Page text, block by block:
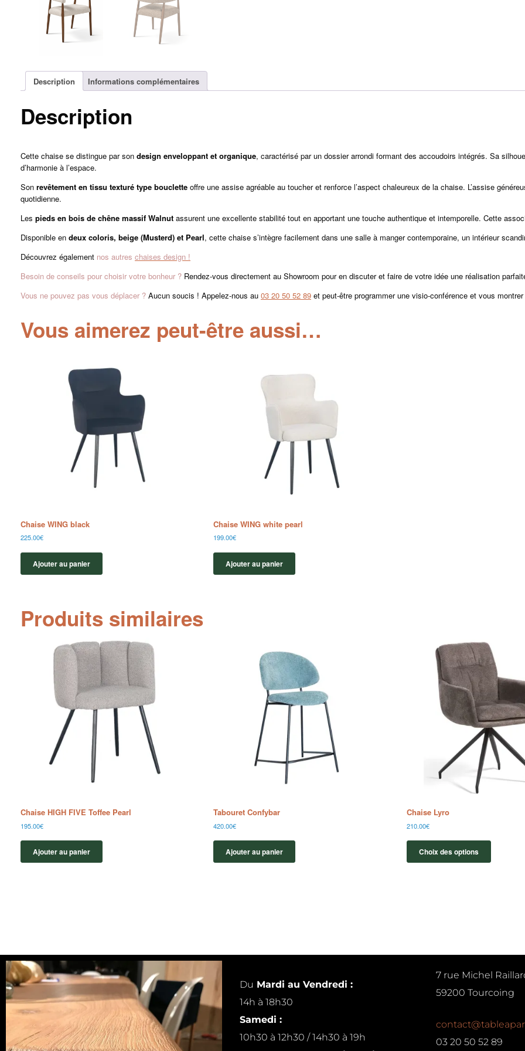
Description Informations complémentaires
Description
Cette chaise se distingue par son design enveloppant et organique, caractérisé par un dossier arrondi formant des accoudoirs intégrés. Sa
d’harmonie à l’espace.
Son revêtement en tissu texturé type bouclette offre une assise agréable au toucher et renforce l’aspect chaleureux de la chaise. L’assise
quotidienne.
Les pieds en bois de chêne massif Walnut assurent une excellente stabilité tout en apportant une touche authentique et intemporelle. Cette
Disponible en deux coloris, beige (Musterd) et Pearl, cette chaise s’intègre facilement dans une salle à manger contemporaine, un intérieur
Découvrez également nos autres chaises design !
Besoin de conseils pour choisir votre bonheur ? Rendez-vous directement au Showroom pour en discuter et faire de votre idée une réalisation
Vous ne pouvez pas vous déplacer ? Aucun soucis ! Appelez-nous au 03 20 50 52 89 et peut-être programmer une visio-conférence et vous
Vous aimerez peut-être aussi…
Chaise WING black
225.00€
Ajouter au panier
Chaise WING white pearl
199.00€
Ajouter au panier
Produits similaires
Chaise HIGH FIVE Toffee Pearl
195.00€
Ajouter au panier
Tabouret Confybar
420.00€
Ajouter au panier
Chaise Lyro
210.00€
Choix des options
Du Mardi au Vendredi :
14h à 18h30
Samedi :
10h30 à 12h30 / 14h30 à 19h
7 rue Michel
59200 Tourcoing
03 20 50 52 89